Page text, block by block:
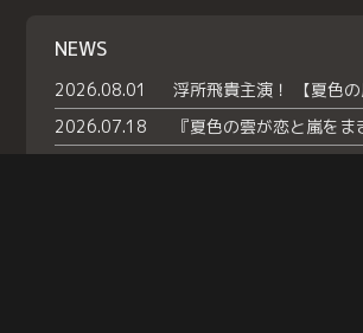
NEWS
2026.08.01
2026.07.18